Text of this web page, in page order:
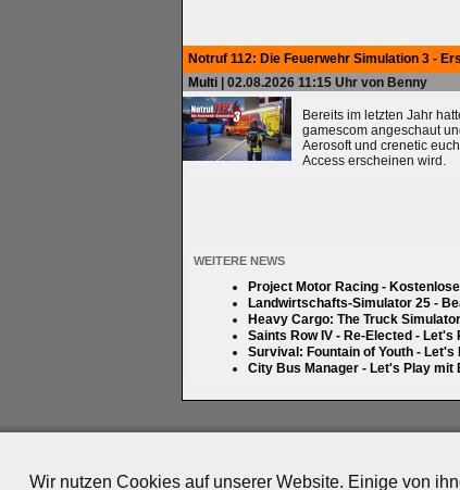
Notruf 112: Die Feuerwehr Simulation 3 -
Multi | 02.08.2026 11:15 Uhr von Benny
Bereits im letzten Jahr
gamescom angeschaut
Aerosoft und crenetic
Access erscheinen wird.
WEITERE NEWS
Project Motor Racing -
Landwirtschafts-Simulator 25 -
Heavy Cargo: The Truck
Saints Row IV - Re-Elected - Let's
Survival: Fountain of Youth - Let's
City Bus Manager - Let's Play mit
© 2010-2026 ePlay TV
Wir nutzen Cookies auf unserer Website. Einige von